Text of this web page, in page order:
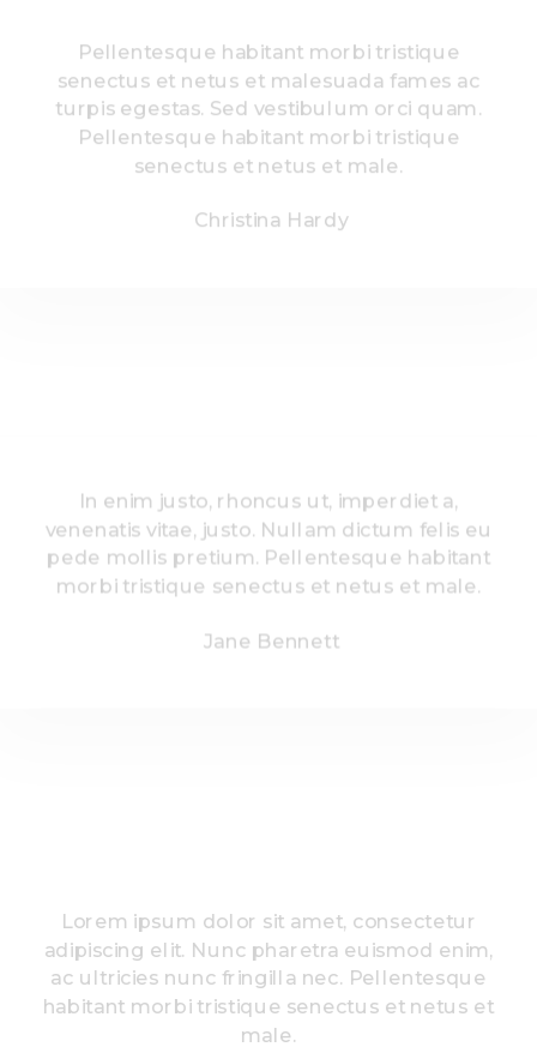
Pellentesque habitant morbi tristique
senectus et netus et malesuada fames ac
turpis egestas. Sed vestibulum orci quam.
Pellentesque habitant morbi tristique
senectus et netus et male.
Christina Hardy
In enim justo, rhoncus ut, imperdiet a,
venenatis vitae, justo. Nullam dictum felis eu
pede mollis pretium. Pellentesque habitant
morbi tristique senectus et netus et male.
Jane Bennett
Lorem ipsum dolor sit amet, consectetur
adipiscing elit. Nunc pharetra euismod enim,
ac ultricies nunc fringilla nec. Pellentesque
habitant morbi tristique senectus et netus et
male.